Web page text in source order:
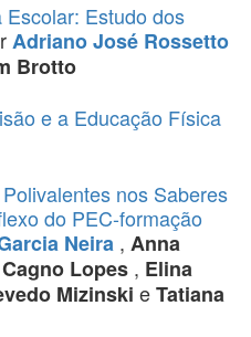
Estudo dos
Adriano José Rossetto
Brotto
e a Educação Física
nos Saberes
do PEC-formação
Neira , Anna
Lopes , Elina
Mizinski eTatiana